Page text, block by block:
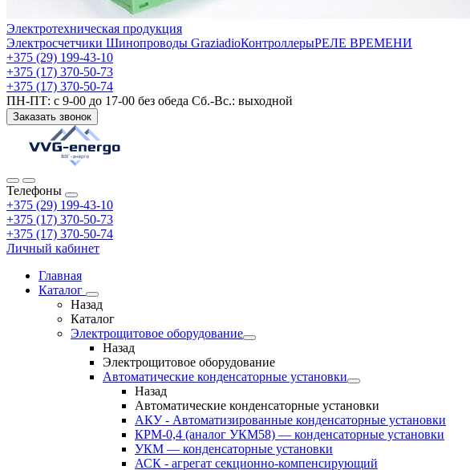
Электротехническая продукция
Электросчетчики Шинопроводы GraziadioКонтроллерыРЕЛЕ ВРЕМЕНИ
+375 (29) 199-43-10
+375 (17) 370-50-73
+375 (17) 370-50-74
ПН-ПТ: с 9-00 до 17-00 без обеда Сб.-Вс.: выходной
Заказать звонок
Телефоны
+375 (29) 199-43-10
+375 (17) 370-50-73
+375 (17) 370-50-74
Личный кабинет
Главная
Каталог
Назад
Каталог
Электрощитовое оборудование
Назад
Электрощитовое оборудование
Автоматические конденсаторные установки
Назад
Автоматические конденсаторные установки
АКУ - Автоматизированные конденсаторные установки
КРМ-0,4 (аналог УКМ58) — конденсаторные установки
УКМ — конденсаторные установки
АСК - агрегат секционно-компенсирующий